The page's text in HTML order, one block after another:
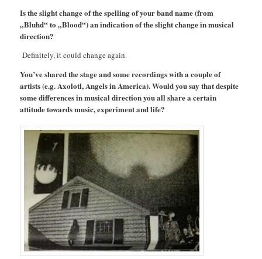
Is the slight change of the spelling of your band name (from
„Bluhd“ to „Blood“) an indication of the slight change in musical
direction?
Definitely, it could change again.
You’ve shared the stage and some recordings with a couple of
artists (e.g. Axolotl, Angels in America). Would you say that despite
some differences in musical direction you all share a certain
attitude towards music, experiment and life?